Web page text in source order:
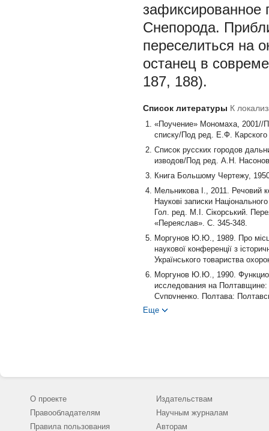
зафиксированное
Снепорода.
переселиться на
останец в
187, 188).
Список литературы К
«Поучение» Мономаха, 2001//
списку/Под ред. Е.Ф.
Список русских городов
изводов/Под ред. А.Н.
Книга Большому Чертежу,
Мельникова I., 2011. Речовий
Науковi записки
Гол. ред. М.I. Сiкорський.
«Переяслав». С. 345-348.
Моргунов Ю.Ю., 1989. Про
науковоï конференцiï з
Українського товариства
Моргунов Ю.Ю., 1990.
исследования на
Супруненко. Полтава:
Моргунов Ю.Ю., 1996.
Еще
О проекте
Правообладателям
Правила пользования
Издательствам
Научным журналам
Авторам